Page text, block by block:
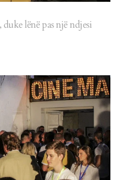
lënë pas një ndjesi